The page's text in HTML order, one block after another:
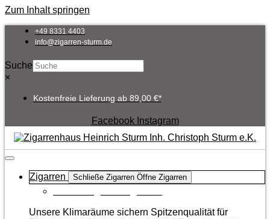
Zum Inhalt springen
+49 8331 4403
info@zigarren-sturm.de
Suche
×
Kostenfreie Lieferung ab 89,00 €*
Facebook Instagram
Zigarren Schließe Zigarren Öffne Zigarren
Unsere Klimaräume sichern Spitzenqualität für